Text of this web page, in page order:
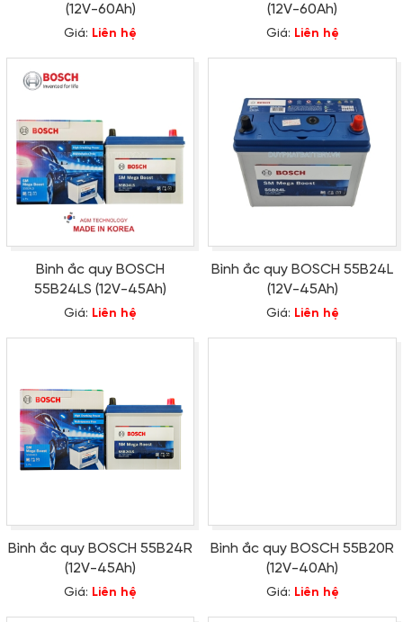
(12V-60Ah)
Giá: Liên hệ
(12V-60Ah)
Giá: Liên hệ
Bình ắc quy BOSCH
55B24LS (12V-45Ah)
Giá: Liên hệ
Bình ắc quy BOSCH 55B24L
(12V-45Ah)
Giá: Liên hệ
Bình ắc quy BOSCH 55B24R
(12V-45Ah)
Giá: Liên hệ
Bình ắc quy BOSCH 55B20R
(12V-40Ah)
Giá: Liên hệ